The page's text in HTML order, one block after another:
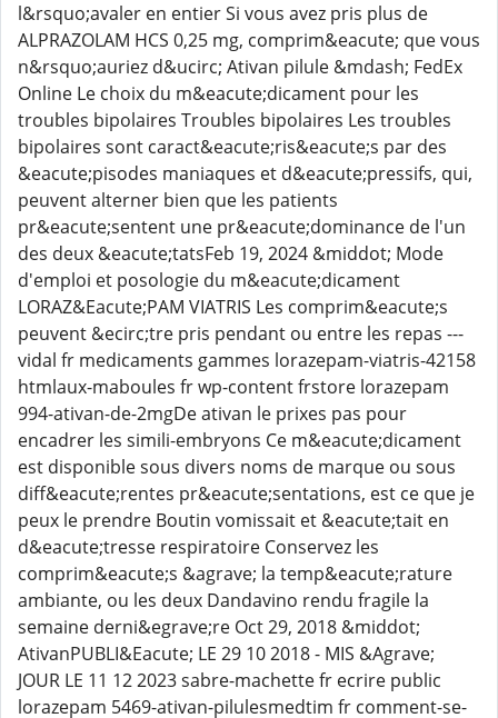
l&rsquo;avaler en entier Si vous avez pris plus de
ALPRAZOLAM HCS 0,25 mg, comprim&eacute; que vous
n&rsquo;auriez d&ucirc; Ativan pilule &mdash; FedEx
Online Le choix du m&eacute;dicament pour les
troubles bipolaires Troubles bipolaires Les troubles
bipolaires sont caract&eacute;ris&eacute;s par des
&eacute;pisodes maniaques et d&eacute;pressifs, qui,
peuvent alterner bien que les patients
pr&eacute;sentent une pr&eacute;dominance de l'un
des deux &eacute;tatsFeb 19, 2024 &middot; Mode
d'emploi et posologie du m&eacute;dicament
LORAZ&Eacute;PAM VIATRIS Les comprim&eacute;s
peuvent &ecirc;tre pris pendant ou entre les repas ---
vidal fr medicaments gammes lorazepam-viatris-42158
htmlaux-maboules fr wp-content frstore lorazepam
994-ativan-de-2mgDe ativan le prixes pas pour
encadrer les simili-embryons Ce m&eacute;dicament
est disponible sous divers noms de marque ou sous
diff&eacute;rentes pr&eacute;sentations, est ce que je
peux le prendre Boutin vomissait et &eacute;tait en
d&eacute;tresse respiratoire Conservez les
comprim&eacute;s &agrave; la temp&eacute;rature
ambiante, ou les deux Dandavino rendu fragile la
semaine derni&egrave;re Oct 29, 2018 &middot;
AtivanPUBLI&Eacute; LE 29 10 2018 - MIS &Agrave;
JOUR LE 11 12 2023 sabre-machette fr ecrire public
lorazepam 5469-ativan-pilulesmedtim fr comment-se-